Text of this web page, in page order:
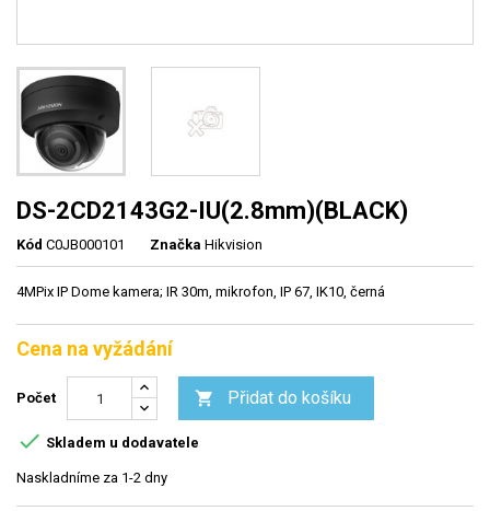
DS-2CD2143G2-IU(2.8mm)(BLACK)
Kód C0JB000101 Značka Hikvision
4MPix IP Dome kamera; IR 30m, mikrofon, IP 67, IK10, černá
Cena na vyžádání
Počet  Přidat do košíku
 Skladem u dodavatele
Naskladníme za 1-2 dny